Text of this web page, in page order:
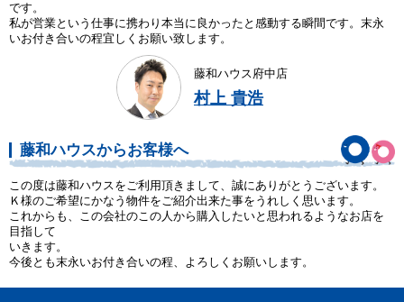
です。
私が営業という仕事に携わり本当に良かったと感動する瞬間です。末永
いお付き合いの程宜しくお願い致します。
藤和ハウス府中店
村上 貴浩
藤和ハウスからお客様へ
この度は藤和ハウスをご利用頂きまして、誠にありがとうございます。
Ｋ様のご希望にかなう物件をご紹介出来た事をうれしく思います。
これからも、この会社のこの人から購入したいと思われるようなお店を
目指して
いきます。
今後とも末永いお付き合いの程、よろしくお願いします。